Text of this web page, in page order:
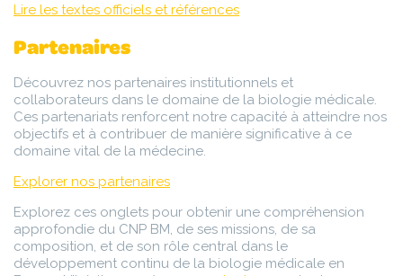
Lire les textes officiels et références
Partenaires
Découvrez nos partenaires institutionnels et
collaborateurs dans le domaine de la biologie médicale.
Ces partenariats renforcent notre capacité à atteindre nos
objectifs et à contribuer de manière significative à ce
domaine vital de la médecine.
Explorer nos partenaires
Explorez ces onglets pour obtenir une compréhension
approfondie du CNP BM, de ses missions, de sa
composition, et de son rôle central dans le
développement continu de la biologie médicale en